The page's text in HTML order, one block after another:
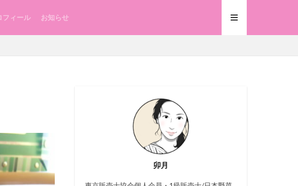
フィール お知らせ
卯月